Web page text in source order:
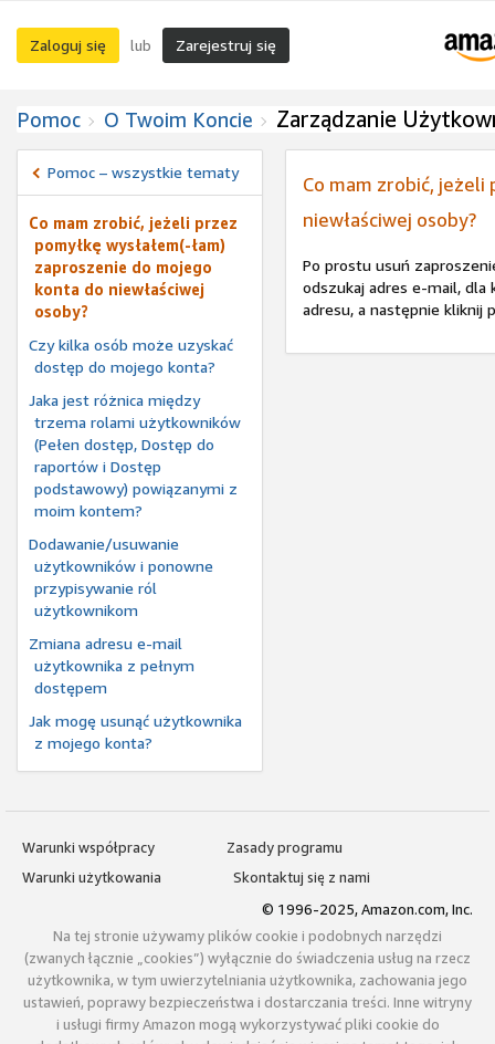
Zaloguj się lub Zarejestruj się
Pomoc O Twoim Koncie Zarządzanie
Pomoc – wszystkie tematy
Co mam zrobić, jeżeli przez
pomyłkę wysłałem(-łam)
zaproszenie do mojego
konta do niewłaściwej
osoby?
Czy kilka osób może uzyskać
dostęp do mojego konta?
Jaka jest różnica między
trzema rolami użytkowników
(Pełen dostęp, Dostęp do
raportów i Dostęp
podstawowy) powiązanymi z
moim kontem?
Dodawanie/usuwanie
użytkowników i ponowne
przypisywanie ról
użytkownikom
Zmiana adresu e-mail
użytkownika z pełnym
dostępem
Jak mogę usunąć użytkownika
z mojego konta?
Co mam zrobić, jeżeli
niewłaściwej osoby?
Po prostu usuń
odszukaj adres e-mail, dla
adresu, a następnie kliknij
Warunki współpracy
Zasady programu
Warunki użytkowania
Skontaktuj się z nami
© 1996-2025, Amazon.com, Inc.
Na tej stronie używamy plików cookie i podobnych narzędzi
(zwanych łącznie „cookies”) wyłącznie do świadczenia usług na rzecz
użytkownika, w tym uwierzytelniania użytkownika, zachowania jego
ustawień, poprawy bezpieczeństwa i dostarczania treści. Inne witryny
i usługi firmy Amazon mogą wykorzystywać pliki cookie do